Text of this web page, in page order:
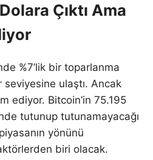
Çıktı Ama
%7’lik bir toparlanma
ulaştı. Ancak
ediyor. Bitcoin’in 75.195
tutunup tutunamayacağı
yönünü
biri olacak.